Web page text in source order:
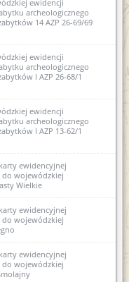
ewidencji
archeologicznego
14 AZP 26-69/69
ewidencji
archeologicznego
I AZP 26-68/1
ewidencji
archeologicznego
I AZP 13-62/1
ewidencyjnej
do wojewódzkiej
Wielkie
ewidencyjnej
do wojewódzkiej
ewidencyjnej
do wojewódzkiej